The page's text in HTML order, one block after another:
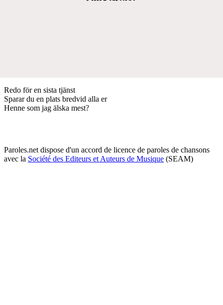
Redo för en sista tjänst
Sparar du en plats bredvid alla er
Henne som jag älska mest?
Paroles.net dispose d'un accord de licence de paroles de chansons
avec la Société des Editeurs et Auteurs de Musique (SEAM)